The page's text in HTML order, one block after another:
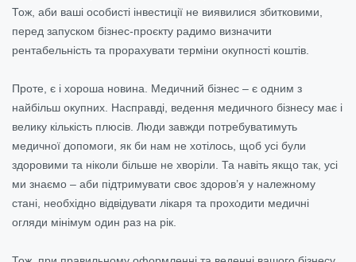
Тож, аби ваші особисті інвестиції не виявилися збитковими,
перед запуском бізнес-проєкту радимо визначити
рентабельність та прорахувати терміни окупності коштів.
Проте, є і хороша новина. Медичний бізнес – є одним з
найбільш окупних. Насправді, ведення медичного бізнесу має і
велику кількість плюсів. Люди завжди потребуватимуть
медичної допомоги, як би нам не хотілось, щоб усі були
здоровими та ніколи більше не хворіли. Та навіть якщо так, усі
ми знаємо – аби підтримувати своє здоров’я у належному
стані, необхідно відвідувати лікаря та проходити медичні
огляди мінімум один раз на рік.